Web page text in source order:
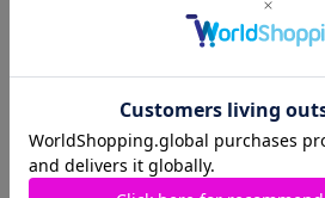
2026.08.09
Samantha Thavasa